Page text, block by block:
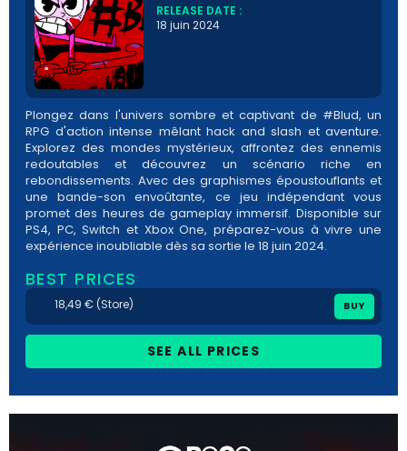
RELEASE DATE :
18 juin 2024
Plongez dans l'univers sombre et captivant de #Blud, un
RPG d'action intense mêlant hack and slash et aventure.
Explorez des mondes mystérieux, affrontez des ennemis
redoutables et découvrez un scénario riche en
rebondissements. Avec des graphismes époustouflants et
une bande-son envoûtante, ce jeu indépendant vous
promet des heures de gameplay immersif. Disponible sur
PS4, PC, Switch et Xbox One, préparez-vous à vivre une
expérience inoubliable dès sa sortie le 18 juin 2024.
BEST PRICES
18,49 € (Store) BUY
SEE ALL PRICES